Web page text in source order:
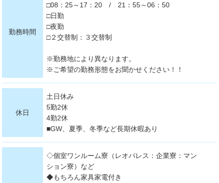
勤務時間
□08：25～17：20 / 21：55～06：50
□日勤
□夜勤
□２交替制：３交替制
※勤務地により異なります。
※ご希望の勤務形態をお聞かせください！！
休日
土日休み
5勤2休
4勤2休
■GW、夏季、冬季など長期休暇あり
◇個室ワンルーム寮（レオパレス：企業寮：マン
ション寮）など
◆もちろん家具家電付き